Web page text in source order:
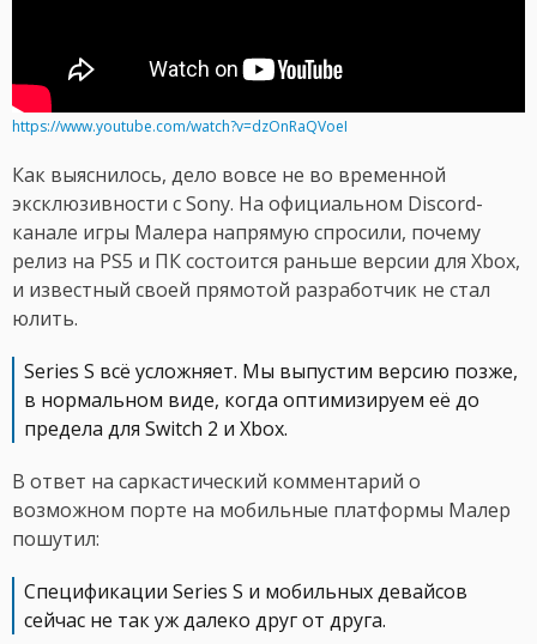
https://www.youtube.com/watch?v=dzOnRaQVoeI
Как выяснилось, дело вовсе не во временной
эксклюзивности с Sony. На официальном Discord-
канале игры Малера напрямую спросили, почему
релиз на PS5 и ПК состоится раньше версии для Xbox,
и известный своей прямотой разработчик не стал
юлить.
Series S всё усложняет. Мы выпустим версию позже,
в нормальном виде, когда оптимизируем её до
предела для Switch 2 и Xbox.
В ответ на саркастический комментарий о
возможном порте на мобильные платформы Малер
пошутил:
Спецификации Series S и мобильных девайсов
сейчас не так уж далеко друг от друга.